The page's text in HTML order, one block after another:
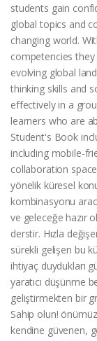
students gain
global topics and
changing world.
competencies
evolving global
thinking skills and
effectively in a
learners who are
Student's Book
including mobile-
collaboration
yönelik küresel
kombinasyonu
ve geleceğe hazır
derstir. Hızla
sürekli gelişen bu
ihtiyaç duydukları
yaratıcı düşünme
geliştirmekten bir
Sahip olun!
kendine güvenen,